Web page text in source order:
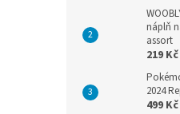
náplň
assort
219 Kč
2024
499 Kč